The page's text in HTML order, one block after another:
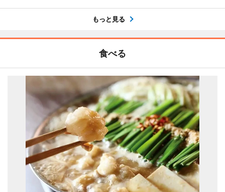
もっと見る
食べる